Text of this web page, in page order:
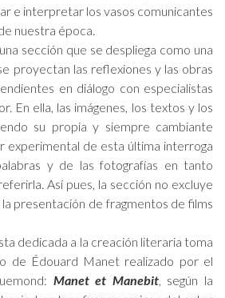
e interpretar los vasos comunicantes
nuestra época.
sección que se despliega como una
proyectan las reflexiones y las obras
en diálogo con especialistas
En ella, las imágenes, los textos y los
su propia y siempre cambiante
experimental de esta última interroga
y de las fotografías en tanto
Así pues, la sección no excluye
presentación de fragmentos de films
dedicada a la creación literaria toma
de Édouard Manet realizado por el
Manet et Manebit, según la